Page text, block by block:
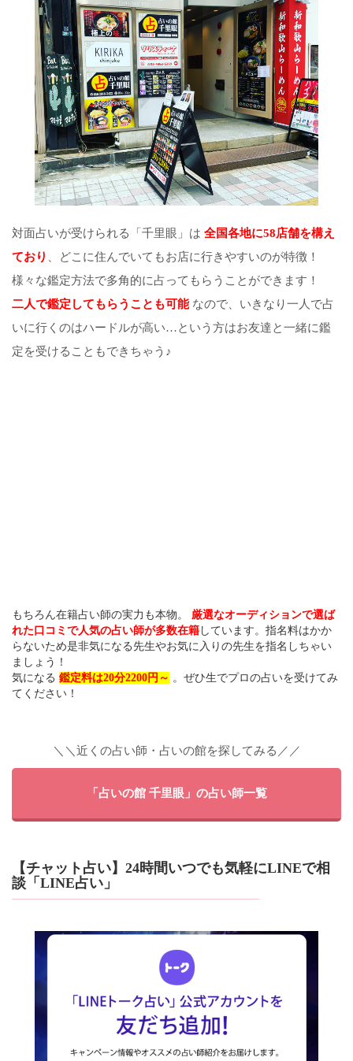
対面占いが受けられる「千里眼」は 全国各地に58店舗を構え
ており
、どこに住んでいてもお店に行きやすいのが特徴！
様々な鑑定方法で多角的に占ってもらうことができます！
二人で鑑定してもらうことも可能なので、いきなり一人で占
いに行くのはハードルが高い…という方はお友達と一緒に鑑
定を受けることもできちゃう♪
もちろん在籍占い師の実力も本物。
厳選なオーディションで選ば
れた口コミで人気の占い師が多数在籍 しています。指名料はかか
らないため是非気になる先生やお気に入りの先生を指名しちゃい
ましょう！
気になる 鑑定料は20分2200円～ 。ぜひ生でプロの占いを受けてみ
てください！
＼＼近くの占い師・占いの館を探してみる／／
「占いの館 千里眼」の占い師一覧
【チャット占い】24時間いつでも気軽にLINEで相
談「LINE占い」